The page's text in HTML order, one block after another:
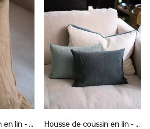
Housse de coussin en lin - Camel
Housse de coussin en lin - Cèdre